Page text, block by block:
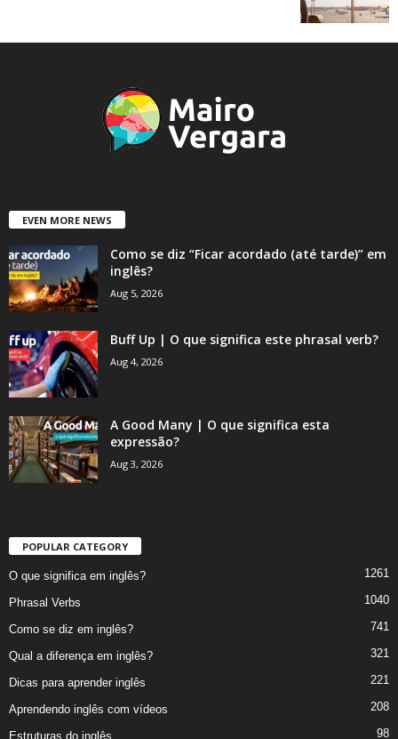
EVEN MORE NEWS
Como se diz “Ficar acordado (até tarde)” em
inglês?
Aug 5, 2026
Buff Up | O que significa este phrasal verb?
Aug 4, 2026
A Good Many | O que significa esta
expressão?
Aug 3, 2026
POPULAR CATEGORY
O que significa em inglês? 1261
Phrasal Verbs 1040
Como se diz em inglês? 741
Qual a diferença em inglês? 321
Dicas para aprender inglês 221
Aprendendo inglês com vídeos 208
Estruturas do inglês 98